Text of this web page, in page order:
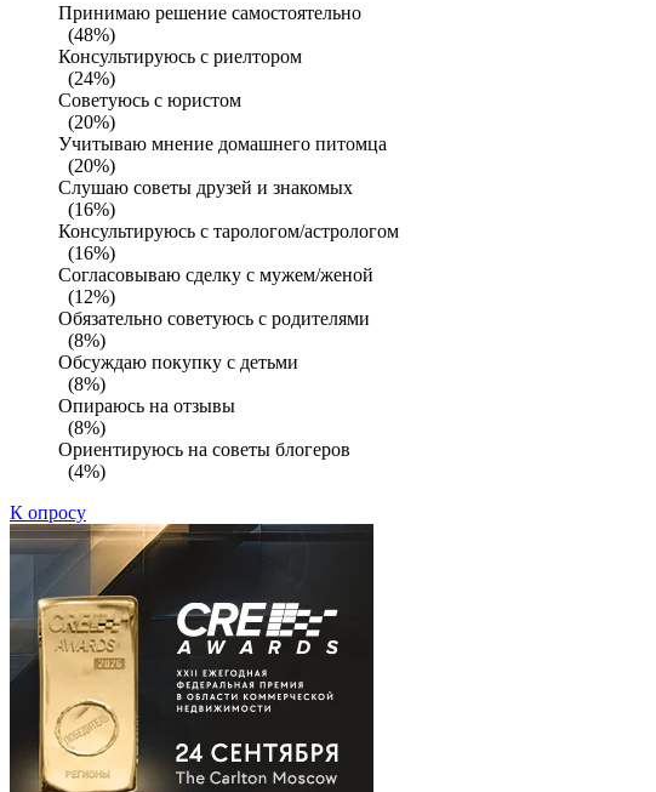
Принимаю решение самостоятельно
(48%)
Консультируюсь с риелтором
(24%)
Советуюсь с юристом
(20%)
Учитываю мнение домашнего питомца
(20%)
Слушаю советы друзей и знакомых
(16%)
Консультируюсь с тарологом/астрологом
(16%)
Согласовываю сделку с мужем/женой
(12%)
Обязательно советуюсь с родителями
(8%)
Обсуждаю покупку с детьми
(8%)
Опираюсь на отзывы
(8%)
Ориентируюсь на советы блогеров
(4%)
К опросу